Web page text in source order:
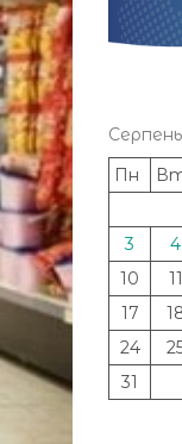
Пн
3
4
10
11
17
24
31